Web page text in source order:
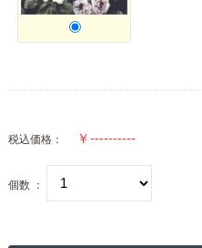
税込価格：
個数 ：